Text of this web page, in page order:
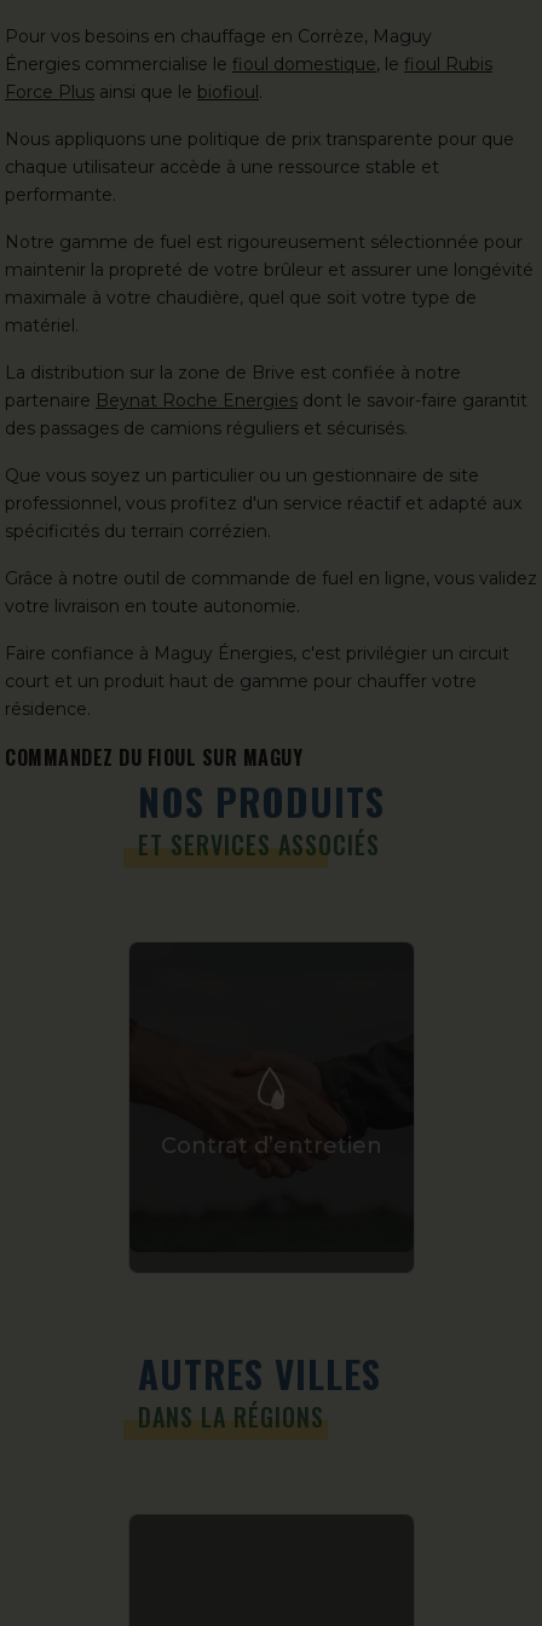
Pour vos besoins en chauffage en Corrèze, Maguy
Énergies commercialise le fioul domestique, le fioul Rubis
Force Plus ainsi que le biofioul.
Nous appliquons une politique de prix transparente pour que
chaque utilisateur accède à une ressource stable et
performante.
Notre gamme de fuel est rigoureusement sélectionnée pour
maintenir la propreté de votre brûleur et assurer une longévité
maximale à votre chaudière, quel que soit votre type de
matériel.
La distribution sur la zone de Brive est confiée à notre
partenaire Beynat Roche Energies dont le savoir-faire garantit
des passages de camions réguliers et sécurisés.
Que vous soyez un particulier ou un gestionnaire de site
professionnel, vous profitez d'un service réactif et adapté aux
spécificités du terrain corrézien.
Grâce à notre outil de commande de fuel en ligne, vous validez
votre livraison en toute autonomie.
Faire confiance à Maguy Énergies, c'est privilégier un circuit
court et un produit haut de gamme pour chauffer votre
résidence.
COMMANDEZ DU FIOUL SUR MAGUY
NOS PRODUITS
ET SERVICES ASSOCIÉS
Contrat d’entretien
AUTRES VILLES
DANS LA RÉGIONS